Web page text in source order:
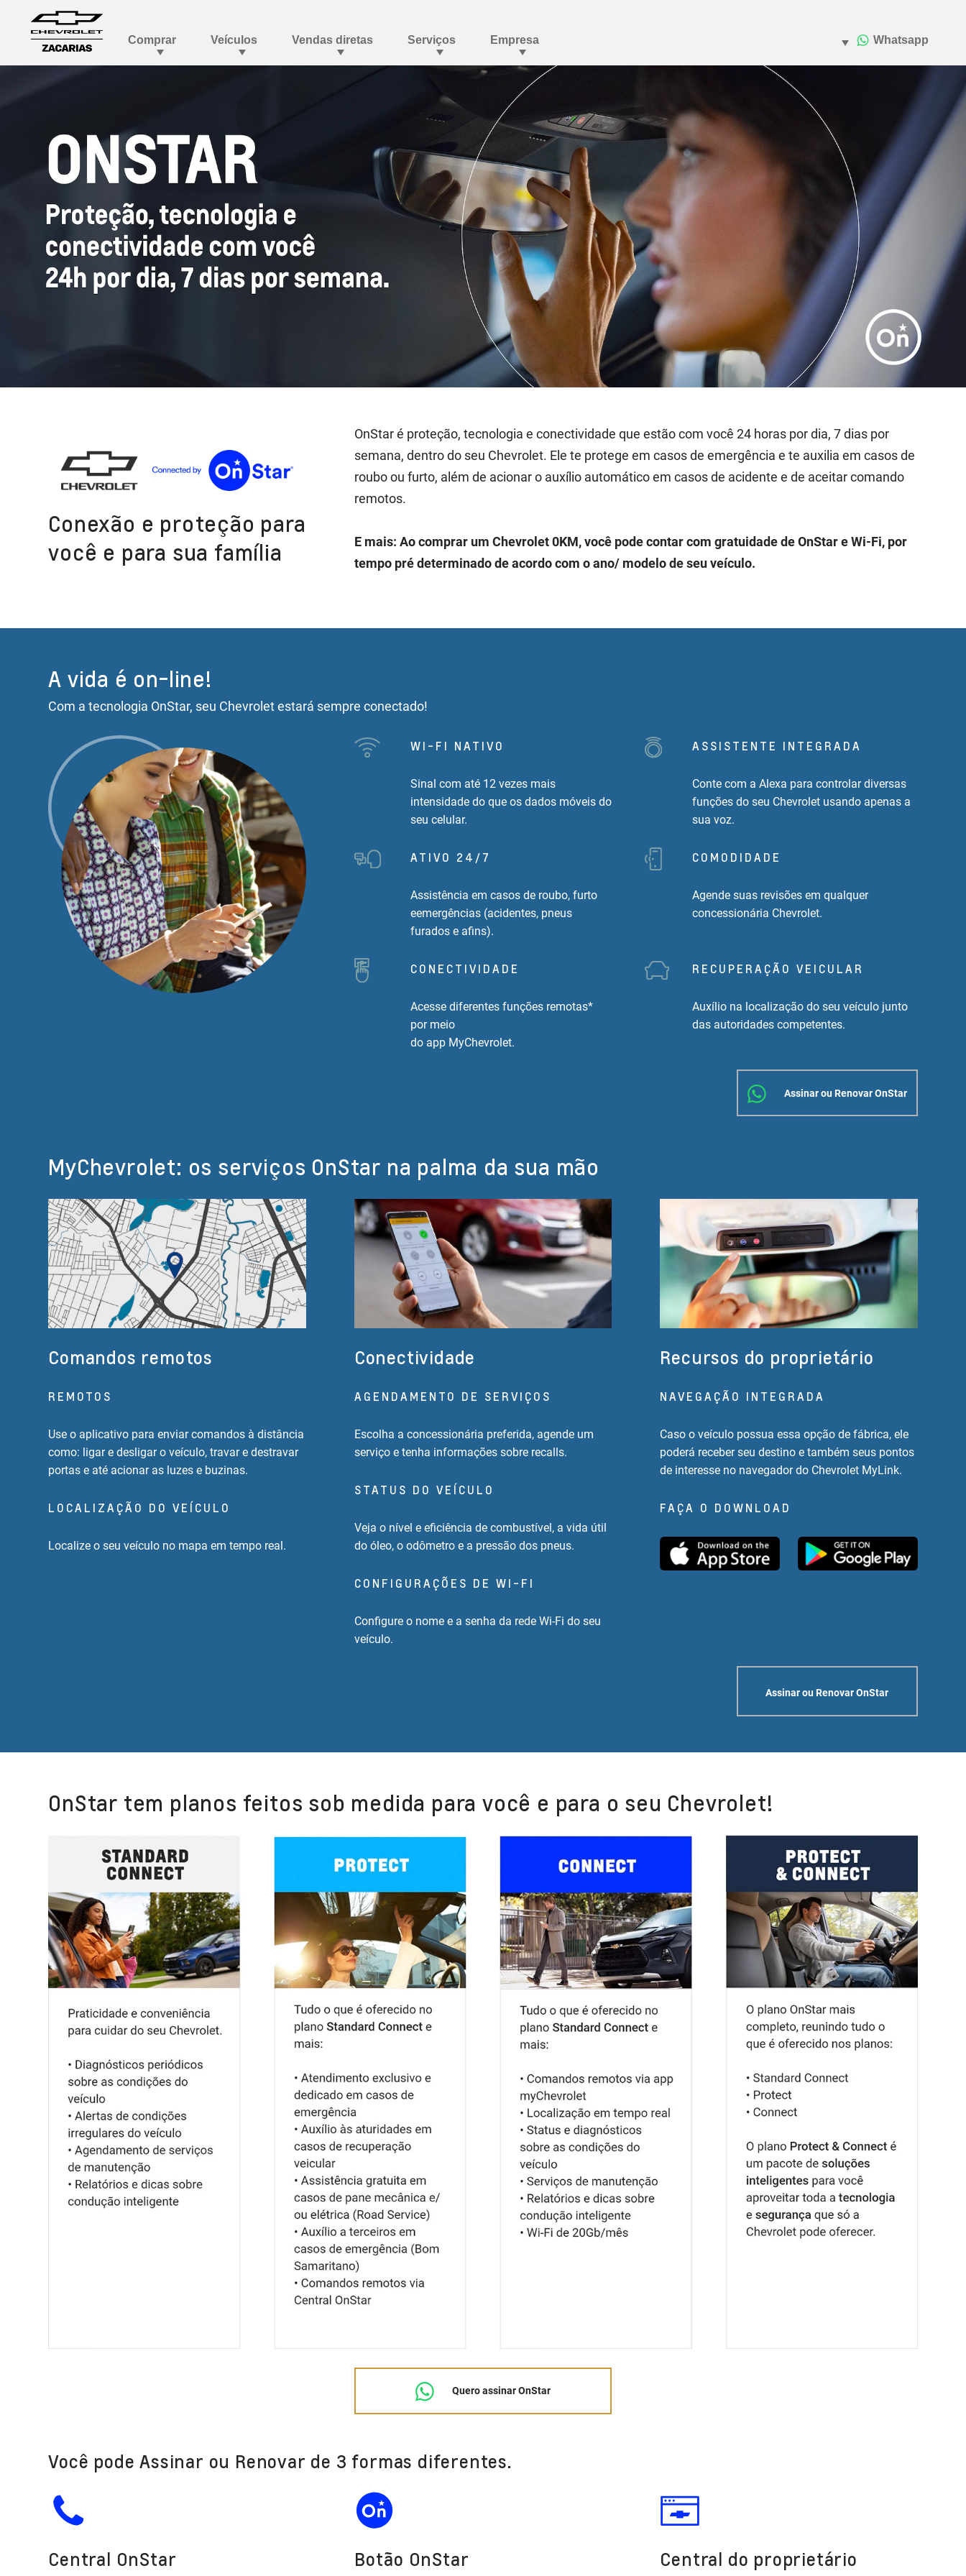
Conexão e proteção para
você e para sua família
OnStar é proteção, tecnologia e conectividade que estão com você 24 horas por dia, 7 dias por
semana, dentro do seu Chevrolet. Ele te protege em casos de emergência e te auxilia em casos de
roubo ou furto, além de acionar o auxílio automático em casos de acidente e de aceitar comando
remotos.
E mais: Ao comprar um Chevrolet 0KM, você pode contar com gratuidade de OnStar e Wi-Fi, por
tempo pré determinado de acordo com o ano/ modelo de seu veículo.
A vida é on-line!
Com a tecnologia OnStar, seu Chevrolet estará sempre conectado!
WI-FI NATIVO
Sinal com até 12 vezes mais
intensidade do que os dados móveis do
seu celular.
ASSISTENTE INTEGRADA
Conte com a Alexa para controlar diversas
funções do seu Chevrolet usando apenas a
sua voz.
ATIVO 24/7
Assistência em casos de roubo, furto
eemergências (acidentes, pneus
furados e afins).
COMODIDADE
Agende suas revisões em qualquer
concessionária Chevrolet.
CONECTIVIDADE
Acesse diferentes funções remotas*
por meio
do app MyChevrolet.
RECUPERAÇÃO VEICULAR
Auxílio na localização do seu veículo junto
das autoridades competentes.
Assinar ou Renovar OnStar
MyChevrolet: os serviços OnStar na palma da sua mão
Comandos remotos
REMOTOS
Use o aplicativo para enviar comandos à distância
como: ligar e desligar o veículo, travar e destravar
portas e até acionar as luzes e buzinas.
LOCALIZAÇÃO DO VEÍCULO
Localize o seu veículo no mapa em tempo real.
Conectividade
AGENDAMENTO DE SERVIÇOS
Escolha a concessionária preferida, agende um
serviço e tenha informações sobre recalls.
STATUS DO VEÍCULO
Veja o nível e eficiência de combustível, a vida útil
do óleo, o odômetro e a pressão dos pneus.
CONFIGURAÇÕES DE WI-FI
Configure o nome e a senha da rede Wi-Fi do seu
veículo.
Recursos do proprietário
NAVEGAÇÃO INTEGRADA
Caso o veículo possua essa opção de fábrica, ele
poderá receber seu destino e também seus pontos
de interesse no navegador do Chevrolet MyLink.
FAÇA O DOWNLOAD
Assinar ou Renovar OnStar
OnStar tem planos feitos sob medida para você e para o seu Chevrolet!
Quero assinar OnStar
Você pode Assinar ou Renovar de 3 formas diferentes.
Central OnStar Botão OnStar Central do proprietário